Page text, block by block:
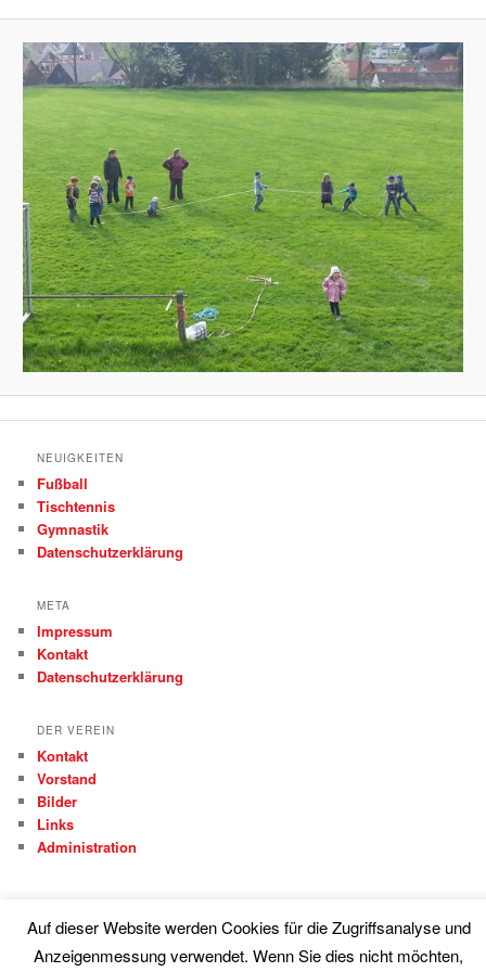
NEUIGKEITEN
Fußball
Tischtennis
Gymnastik
Datenschutzerklärung
META
Impressum
Kontakt
Datenschutzerklärung
DER VEREIN
Kontakt
Vorstand
Bilder
Links
Administration
Proudly powered by WordPress
Auf dieser Website werden Cookies für die Zugriffsanalyse und
Anzeigenmessung verwendet. Wenn Sie dies nicht möchten,